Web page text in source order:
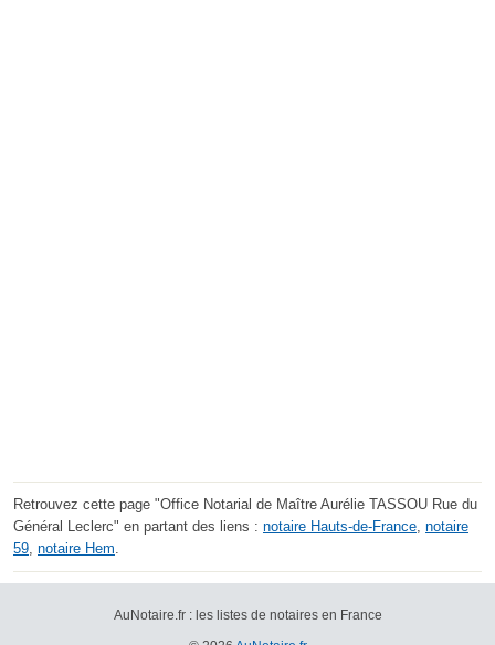
Retrouvez cette page "Office Notarial de Maître Aurélie TASSOU Rue du
Général Leclerc" en partant des liens : notaire Hauts-de-France, notaire
59, notaire Hem.
AuNotaire.fr : les listes de notaires en France